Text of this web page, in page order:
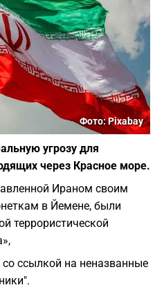
Фото: Pixabay
угрозу для
через Красное море.
Ираном своим
в Йемене, были
террористической
со ссылкой на неназванные